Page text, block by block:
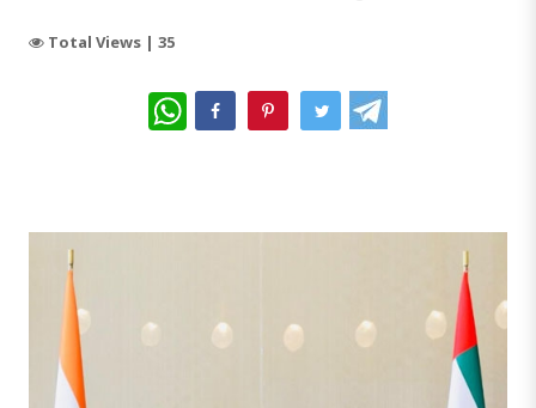
Total Views | 35
WhatsApp